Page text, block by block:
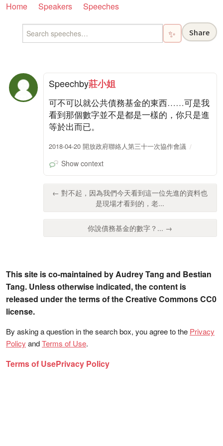
Home Speakers Speeches
✨ Share
Speechby莊小姐
可不可以就公共債務基金的東西……可是我
看到那個數字並不是都是一樣的，你只是進
等於出而已。
2018-04-20 開放政府聯絡人第三十一次協作會議
Show context
← 對不起，因為我們今天看到這一位先進的資料也
是現場才看到的，老...
你說債務基金的數字？... →
This site is co-maintained by Audrey Tang and Bestian
Tang. Unless otherwise indicated, the content is
released under the terms of the Creative Commons CC0
license.
By asking a question in the search box, you agree to the Privacy
Policy andTerms of Use.
Terms of UsePrivacy Policy